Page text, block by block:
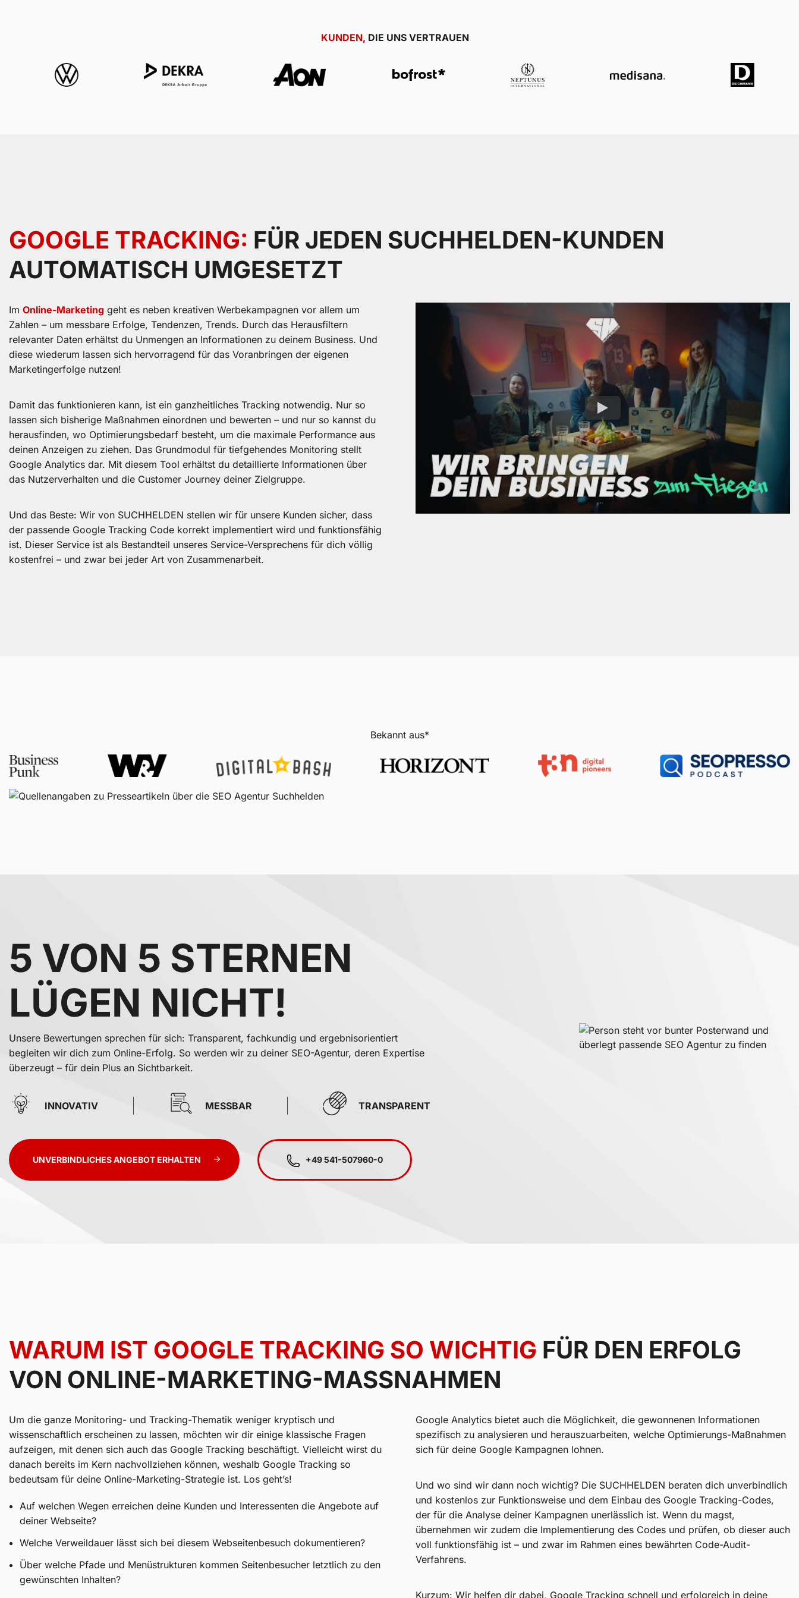
KUNDEN, DIE UNS VERTRAUEN
GOOGLE TRACKING: FÜR JEDEN SUCHHELDEN-KUNDEN
AUTOMATISCH UMGESETZT
Im Online-Marketing geht es neben kreativen Werbekampagnen vor allem um
Zahlen – um messbare Erfolge, Tendenzen, Trends. Durch das Herausfiltern
relevanter Daten erhältst du Unmengen an Informationen zu deinem Business. Und
diese wiederum lassen sich hervorragend für das Voranbringen der eigenen
Marketingerfolge nutzen!
Damit das funktionieren kann, ist ein ganzheitliches Tracking notwendig. Nur so
lassen sich bisherige Maßnahmen einordnen und bewerten – und nur so kannst du
herausfinden, wo Optimierungsbedarf besteht, um die maximale Performance aus
deinen Anzeigen zu ziehen. Das Grundmodul für tiefgehendes Monitoring stellt
Google Analytics dar. Mit diesem Tool erhältst du detaillierte Informationen über
das Nutzerverhalten und die Customer Journey deiner Zielgruppe.
Und das Beste: Wir von SUCHHELDEN stellen wir für unsere Kunden sicher, dass
der passende Google Tracking Code korrekt implementiert wird und funktionsfähig
ist. Dieser Service ist als Bestandteil unseres Service-Versprechens für dich völlig
kostenfrei – und zwar bei jeder Art von Zusammenarbeit.
Bekannt aus*
5 VON 5 STERNEN
LÜGEN NICHT!
Unsere Bewertungen sprechen für sich: Transparent, fachkundig und ergebnisorientiert
begleiten wir dich zum Online-Erfolg. So werden wir zu deiner SEO-Agentur, deren Expertise
überzeugt – für dein Plus an Sichtbarkeit.
INNOVATIV MESSBAR TRANSPARENT
UNVERBINDLICHES ANGEBOT ERHALTEN +49 541-507960-0
WARUM IST GOOGLE TRACKING SO WICHTIG FÜR DEN ERFOLG
VON ONLINE-MARKETING-MASSNAHMEN
Um die ganze Monitoring- und Tracking-Thematik weniger kryptisch und
wissenschaftlich erscheinen zu lassen, möchten wir dir einige klassische Fragen
aufzeigen, mit denen sich auch das Google Tracking beschäftigt. Vielleicht wirst du
danach bereits im Kern nachvollziehen können, weshalb Google Tracking so
bedeutsam für deine Online-Marketing-Strategie ist. Los geht’s!
Auf welchen Wegen erreichen deine Kunden und Interessenten die Angebote auf
deiner Webseite?
Welche Verweildauer lässt sich bei diesem Webseitenbesuch dokumentieren?
Über welche Pfade und Menüstrukturen kommen Seitenbesucher letztlich zu den
gewünschten Inhalten?
Google Analytics bietet auch die Möglichkeit, die gewonnenen Informationen
spezifisch zu analysieren und herauszuarbeiten, welche Optimierungs-Maßnahmen
sich für deine Google Kampagnen lohnen.
Und wo sind wir dann noch wichtig? Die SUCHHELDEN beraten dich unverbindlich
und kostenlos zur Funktionsweise und dem Einbau des Google Tracking-Codes,
der für die Analyse deiner Kampagnen unerlässlich ist. Wenn du magst,
übernehmen wir zudem die Implementierung des Codes und prüfen, ob dieser auch
voll funktionsfähig ist – und zwar im Rahmen eines bewährten Code-Audit-
Verfahrens.
Kurzum: Wir helfen dir dabei, Google Tracking schnell und erfolgreich in deine